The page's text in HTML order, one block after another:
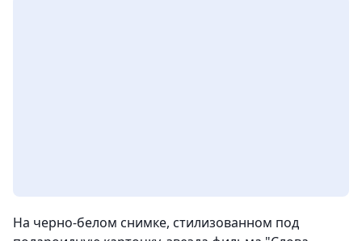
На черно-белом снимке, стилизованном под